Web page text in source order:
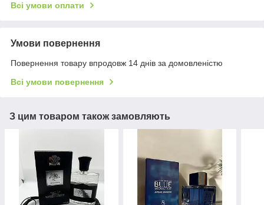
Всі умови оплати
Умови повернення
Повернення товару впродовж 14 днів за домовленістю
Всі умови повернення
З цим товаром також замовляють